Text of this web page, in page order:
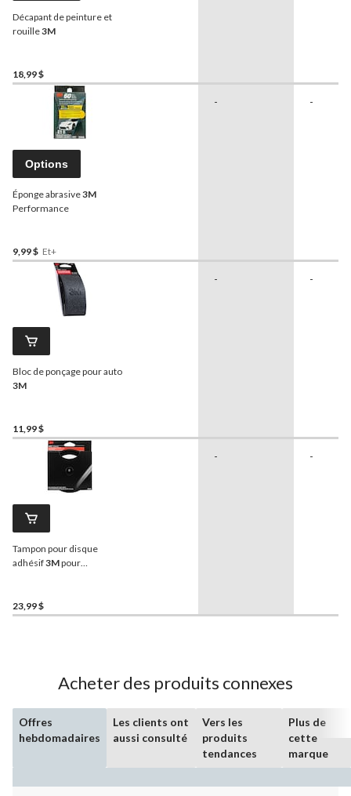
Décapant de peinture et
rouille3M
18,99 $
Options
Éponge abrasive3M
Performance
9,99 $ Et+
- -
Bloc de ponçage pour auto
3M
11,99 $
- -
Tampon pour disque
adhésif3Mpour
23,99 $
- -
Acheter des produits connexes
Offres
hebdomadaires
Les clients ont
aussi consulté
Vers les
produits
tendances
Plus de
cette
marque